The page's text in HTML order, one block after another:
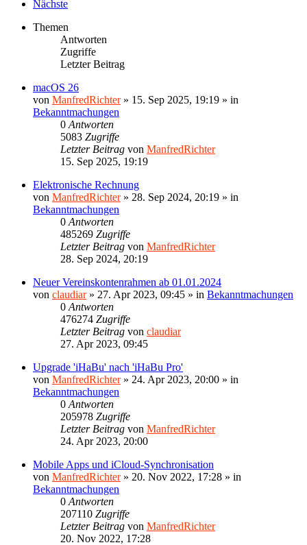
Nächste
Themen
Antworten
Zugriffe
Letzter Beitrag
macOS 26
von ManfredRichter» 15. Sep 2025, 19:19 » in
Bekanntmachungen
0 Antworten
5083 Zugriffe
Letzter Beitrag von ManfredRichter
15. Sep 2025, 19:19
Elektronische Rechnung
von ManfredRichter» 28. Sep 2024, 20:19 » in
Bekanntmachungen
0 Antworten
485269 Zugriffe
Letzter Beitrag von ManfredRichter
28. Sep 2024, 20:19
Neuer Vereinskontenrahmen ab 01.01.2024
von claudiar» 27. Apr 2023, 09:45 » in Bekanntmachungen
0 Antworten
476274 Zugriffe
Letzter Beitrag von claudiar
27. Apr 2023, 09:45
Upgrade 'iHaBu' nach 'iHaBu Pro'
von ManfredRichter» 24. Apr 2023, 20:00 » in
Bekanntmachungen
0 Antworten
205978 Zugriffe
Letzter Beitrag von ManfredRichter
24. Apr 2023, 20:00
Mobile Apps und iCloud-Synchronisation
von ManfredRichter» 20. Nov 2022, 17:28 » in
Bekanntmachungen
0 Antworten
207110 Zugriffe
Letzter Beitrag von ManfredRichter
20. Nov 2022, 17:28